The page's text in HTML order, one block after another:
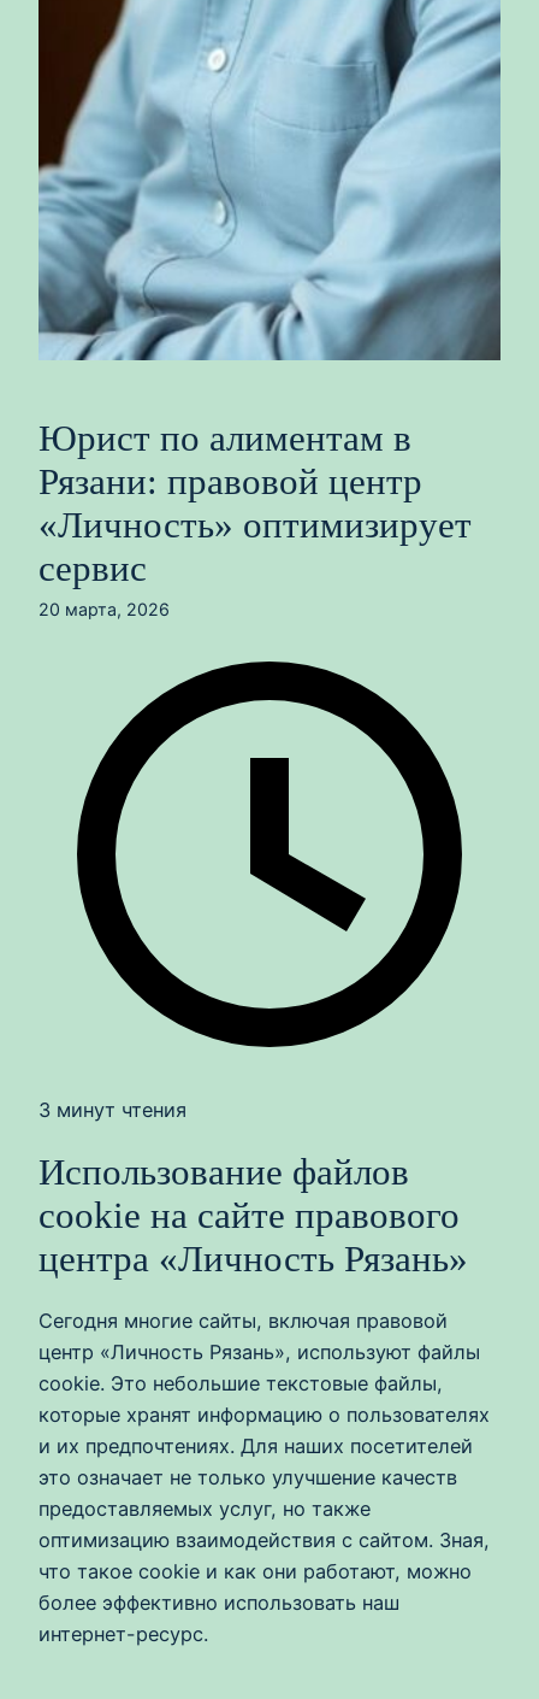
Юрист по алиментам в
Рязани: правовой центр
«Личность» оптимизирует
сервис
20 марта, 2026
3 минут чтения
Использование файлов
cookie на сайте правового
центра «Личность Рязань»
Сегодня многие сайты, включая правовой
центр «Личность Рязань», используют файлы
cookie. Это небольшие текстовые файлы,
которые хранят информацию о пользователях
и их предпочтениях. Для наших посетителей
это означает не только улучшение качеств
предоставляемых услуг, но также
оптимизацию взаимодействия с сайтом. Зная,
что такое cookie и как они работают, можно
более эффективно использовать наш
интернет-ресурс.